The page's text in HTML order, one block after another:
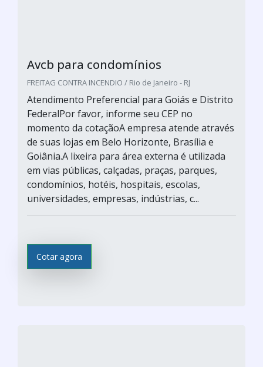
Avcb para condomínios
FREITAG CONTRA INCENDIO / Rio de Janeiro - RJ
Atendimento Preferencial para Goiás e Distrito
FederalPor favor, informe seu CEP no
momento da cotaçãoA empresa atende através
de suas lojas em Belo Horizonte, Brasília e
Goiânia.A lixeira para área externa é utilizada
em vias públicas, calçadas, praças, parques,
condomínios, hotéis, hospitais, escolas,
universidades, empresas, indústrias, c...
Cotar agora